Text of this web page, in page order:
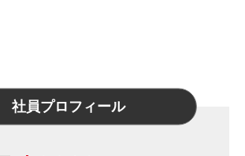
社員プロフィール